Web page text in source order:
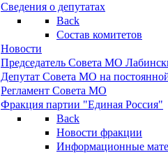
Сведения о депутатах
Back
Состав комитетов
Новости
Председатель Совета МО
Депутат Совета МО на
Регламент Совета МО
Фракция партии "Единая Россия"
Back
Новости фракции
Информационные